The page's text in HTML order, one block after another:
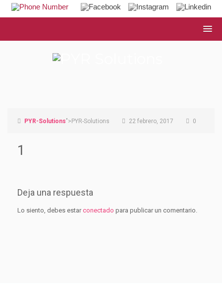
PYR-Solutions">PYR-Solutions 22 febrero, 2017 0
1
Deja una respuesta
Lo siento, debes estarconectado para publicar un comentario.